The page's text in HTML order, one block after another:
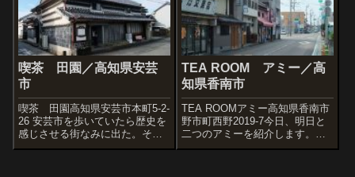
は天国ですか?コ...
うど現れたのがこのロマンさ
ん。...
喫茶 田園／高知県安芸
市
喫茶 田園高知県安芸市本町5-2-
26 安芸市を歩いていたら歴史を
感じさせる街なみに出た。そこ
は本町という名前からして中心
TEA ROOM アミー／高
知県香南市
TEA ROOMアミー高知県香南市
野市町西野2019-7今日、明日と
二つのアミーを紹介します。し
かもどちらも赤系テントがお洒